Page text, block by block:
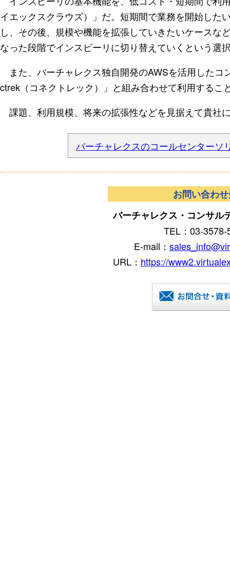
イエックスクラウズ）」だ。短期間で業務を開始した
し、その後、規模や機能を拡張していきたいケースな
なった段階でインスピーリに切り替えていくという選
また、バーチャレクス独自開発のAWSを活用したコ
ctrek（コネクトレック）」と組み合わせて利用するこ
課題、利用規模、将来の拡張性などを見据えて貴社
バーチャレクスのコールセンターソ
お問い合わ
バーチャレクス・コンサル
TEL：03-3578-
E-mail：
URL： https://